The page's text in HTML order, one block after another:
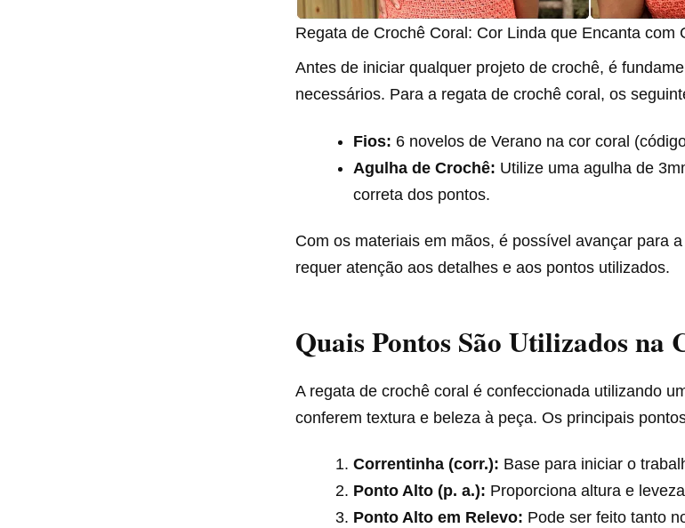
Regata de Crochê Coral: Cor Linda que Encanta com
Antes de iniciar qualquer projeto de crochê, é
necessários. Para a regata de crochê coral, os
Fios: 6 novelos de Verano na cor coral
Agulha de Crochê: Utilize uma agulha de
correta dos pontos.
Com os materiais em mãos, é possível avançar para
requer atenção aos detalhes e aos pontos utilizados.
Quais Pontos São Utilizados na
A regata de crochê coral é confeccionada utilizando
conferem textura e beleza à peça. Os principais
Correntinha (corr.): Base para iniciar o
Ponto Alto (p. a.): Proporciona altura e
Ponto Alto em Relevo: Pode ser feito tanto